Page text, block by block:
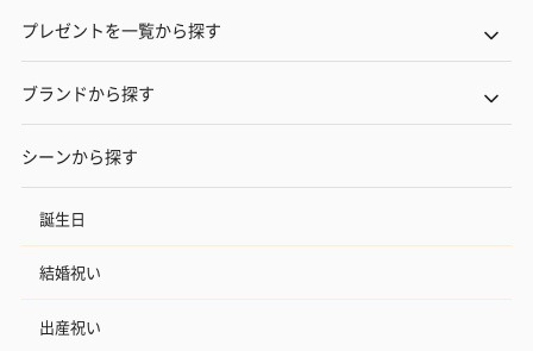
プレゼントを一覧から探す
ブランドから探す
シーンから探す
誕生日
結婚祝い
出産祝い